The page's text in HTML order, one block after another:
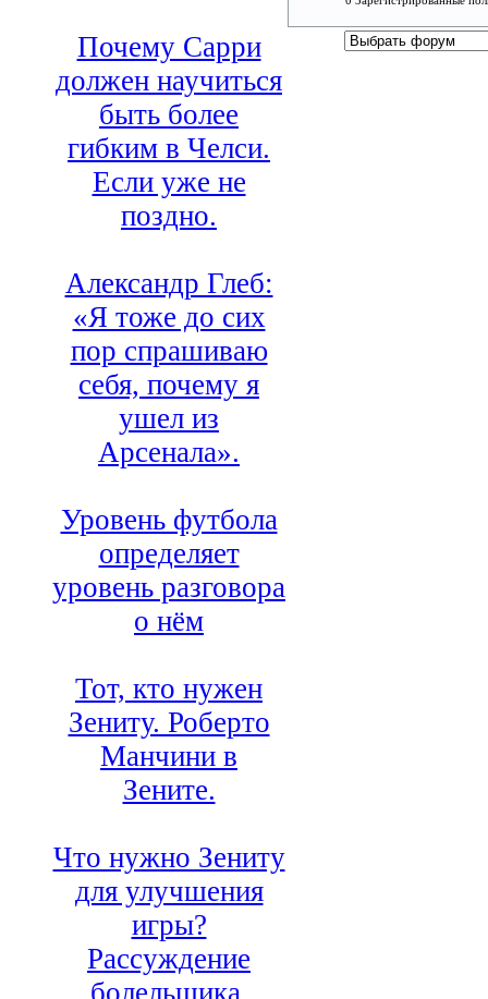
Почему Сарри
должен научиться
быть более
гибким в Челси.
Если уже не
поздно.
Александр Глеб:
«Я тоже до сих
пор спрашиваю
себя, почему я
ушел из
Арсенала».
Уровень футбола
определяет
уровень разговора
о нём
Тот, кто нужен
Зениту. Роберто
Манчини в
Зените.
Что нужно Зениту
для улучшения
игры?
Рассуждение